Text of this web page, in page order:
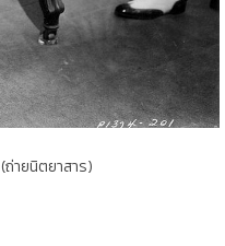
(ถ่ายนิตยาสาร)